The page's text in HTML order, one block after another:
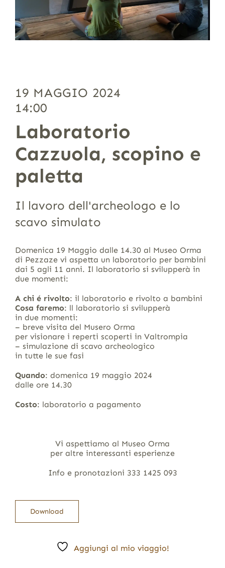
19 MAGGIO 2024
14:00
Laboratorio
Cazzuola, scopino e
paletta
Il lavoro dell'archeologo e lo
scavo simulato
Domenica 19 Maggio dalle 14.30 al Museo Orma
di Pezzaze vi aspetta un laboratorio per bambini
dai 5 agli 11 anni. Il laboratorio si svilupperà in
due momenti:
A chi é rivolto: il laboratorio e rivolto a bambini
Cosa faremo: ll laboratorio si svilupperà
in due momenti:
– breve visita del Musero Orma
per visionare i reperti scoperti in Valtrompia
– simulazione di scavo archeologico
in tutte le sue fasi
Quando: domenica 19 maggio 2024
dalle ore 14.30
Costo: laboratorio a pagamento
Vi aspettiamo al Museo Orma
per altre interessanti esperienze
Info e pronotazioni 333 1425 093
Download
Aggiungi al mio viaggio!